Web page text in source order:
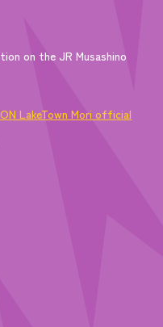
on the JR Musashino
LakeTown Mori official